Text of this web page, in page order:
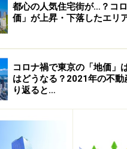
ません。悲しすぎると、
性オーナーさんが、本当に
の一人息子が、癌で１週
命1年との告知を受けてい
なられてしまいました。
きます。しかし必ずしも歳
す。
都心の人気住宅街が…？コ
価」が上昇・下落したエリ
コロナ禍で東京の「地価」
はどうなる？2021年の不動
り返ると…